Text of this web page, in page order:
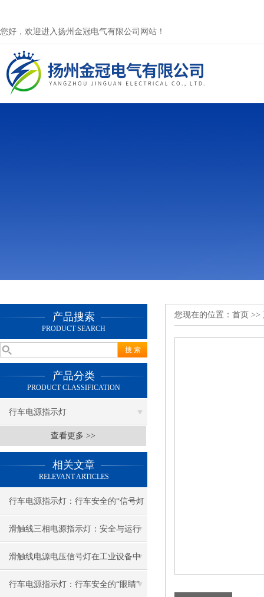
您好，欢迎进入扬州金冠电气有限公司网站！
产品搜索
PRODUCT SEARCH
产品分类
PRODUCT CLASSIFICATION
行车电源指示灯
查看更多 >>
相关文章
RELEVANT ARTICLES
行车电源指示灯：行车安全的“信号灯
塔”
滑触线三相电源指示灯：安全与运行
的明亮指引
滑触线电源电压信号灯在工业设备中
的关键作用
行车电源指示灯：行车安全的“眼睛”
您现在的位置： 首页 >>